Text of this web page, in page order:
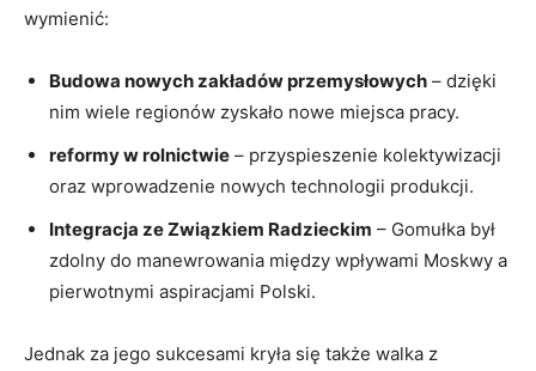
wymienić:
Budowa nowych zakładów przemysłowych – dzięki
nim wiele regionów zyskało nowe miejsca pracy.
reformy w rolnictwie – przyspieszenie kolektywizacji
oraz wprowadzenie nowych technologii produkcji.
Integracja ze Związkiem Radzieckim – Gomułka był
zdolny do manewrowania między wpływami Moskwy a
pierwotnymi aspiracjami Polski.
Jednak za jego sukcesami kryła się także walka z